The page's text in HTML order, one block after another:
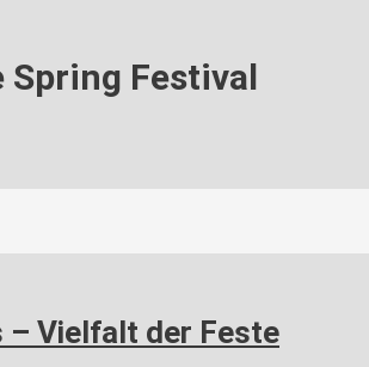
Spring Festival
– Vielfalt der Feste